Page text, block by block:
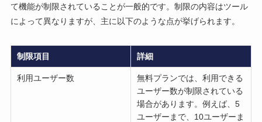
て機能が制限されていることが一般的です。制限の内容はツール
によって異なりますが、主に以下のような点が挙げられます。
制限項目 詳細
利用ユーザー数
無料プランでは、利用できる
ユーザー数が制限されている
場合があります。例えば、5
ユーザーまで、10ユーザーま